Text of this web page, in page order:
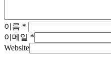
이름 *
이메일 *
Website